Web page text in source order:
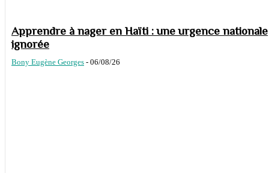
Apprendre à nager en Haïti : une urgence nationale
ignorée
Bony Eugène Georges - 06/08/26